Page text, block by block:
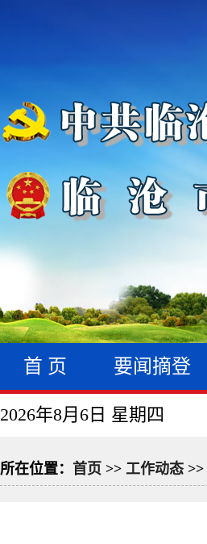
首 页 要闻摘登
2026年8月6日 星期四
所在位置： 首页 >> 工作动态 >>